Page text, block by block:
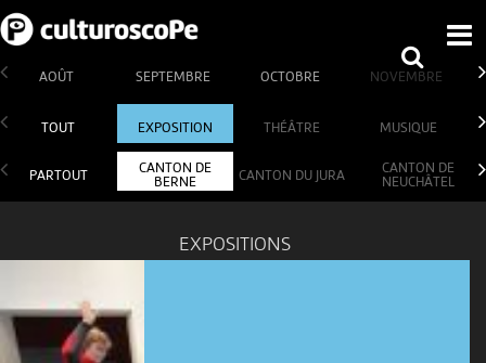
AOÛT SEPTEMBRE OCTOBRE NOVEMBRE
TOUT EXPOSITION THÉÂTRE MUSIQUE
PARTOUT
CANTON DE
BERNE
CANTON DU JURA
CANTON DE
NEUCHÂTEL
EXPOSITIONS